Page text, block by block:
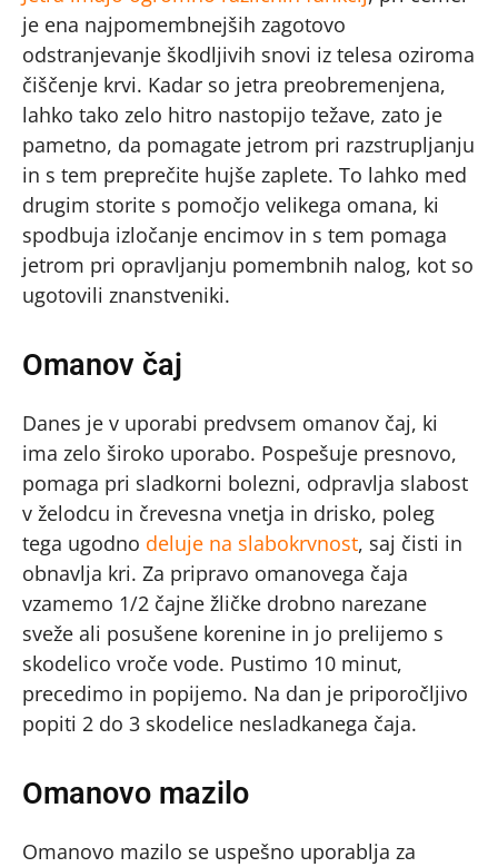
je ena najpomembnejših zagotovo
odstranjevanje škodljivih snovi iz telesa oziroma
čiščenje krvi. Kadar so jetra preobremenjena,
lahko tako zelo hitro nastopijo težave, zato je
pametno, da pomagate jetrom pri razstrupljanju
in s tem preprečite hujše zaplete. To lahko med
drugim storite s pomočjo velikega omana, ki
spodbuja izločanje encimov in s tem pomaga
jetrom pri opravljanju pomembnih nalog, kot so
ugotovili znanstveniki.
Omanov čaj
Danes je v uporabi predvsem omanov čaj, ki
ima zelo široko uporabo. Pospešuje presnovo,
pomaga pri sladkorni bolezni, odpravlja slabost
v želodcu in črevesna vnetja in drisko, poleg
tega ugodno deluje na slabokrvnost, saj čisti in
obnavlja kri. Za pripravo omanovega čaja
vzamemo 1/2 čajne žličke drobno narezane
sveže ali posušene korenine in jo prelijemo s
skodelico vroče vode. Pustimo 10 minut,
precedimo in popijemo. Na dan je priporočljivo
popiti 2 do 3 skodelice nesladkanega čaja.
Omanovo mazilo
Omanovo mazilo se uspešno uporablja za